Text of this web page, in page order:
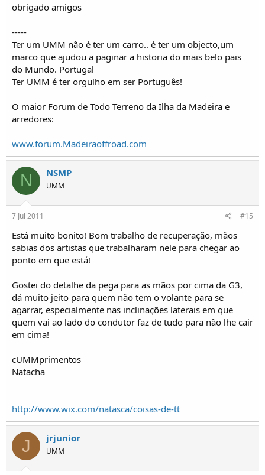
obrigado amigos
-----
Ter um UMM não é ter um carro.. é ter um objecto,um
marco que ajudou a paginar a historia do mais belo pais
do Mundo. Portugal
Ter UMM é ter orgulho em ser Português!
O maior Forum de Todo Terreno da Ilha da Madeira e
arredores:
www.forum.Madeiraoffroad.com
N NSMP
UMM
7 Jul 2011 #15
Está muito bonito! Bom trabalho de recuperação, mãos
sabias dos artistas que trabalharam nele para chegar ao
ponto em que está!
Gostei do detalhe da pega para as mãos por cima da G3,
dá muito jeito para quem não tem o volante para se
agarrar, especialmente nas inclinações laterais em que
quem vai ao lado do condutor faz de tudo para não lhe cair
em cima!
cUMMprimentos
Natacha
http://www.wix.com/natasca/coisas-de-tt
J jrjunior
UMM